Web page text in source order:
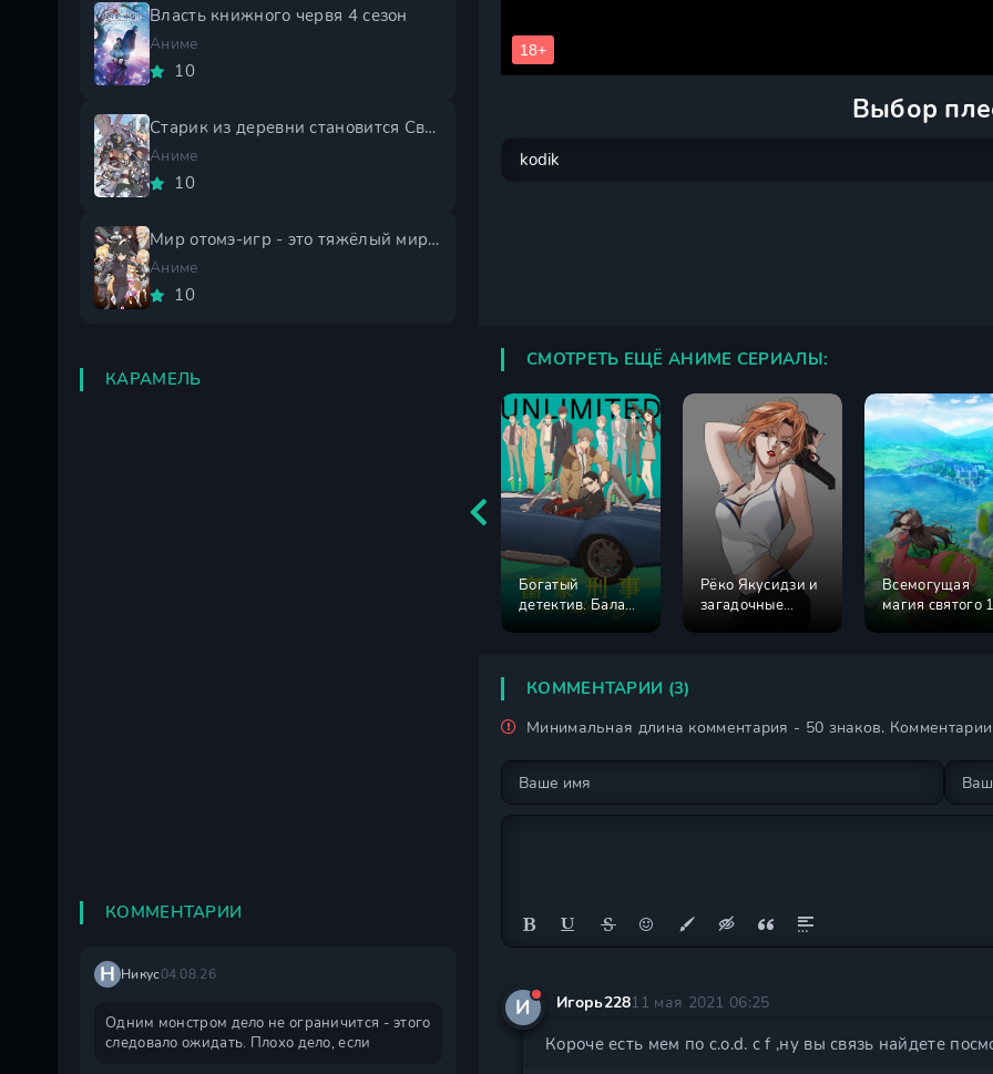
Выбор
СМОТРЕТЬ ЕЩЁ АНИМЕ СЕРИАЛЫ:
Богатый
детектив. Баланс
Рёко Якусидзи и
загадочные
Всемогущая
магия святого
КОММЕНТАРИИ (3)
Минимальная длина комментария - 50 знаков.
И Игорь22811 мая 2021 06:25
Короче есть мем по c.o.d. с f ,ну вы связь найдете
Власть книжного червя 4 сезон
Аниме
10
Старик из деревни становится Святым мечом 2 сезон
Аниме
10
Мир отомэ-игр - это тяжёлый мир для мобов 2 сезон
Аниме
10
КАРАМЕЛЬ
КОММЕНТАРИИ
Н Никус04.08.26
Одним монстром дело не ограничится - этого
следовало ожидать. Плохо дело, если